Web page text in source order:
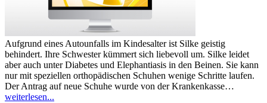
Aufgrund eines Autounfalls im Kindesalter ist Silke geistig
behindert. Ihre Schwester kümmert sich liebevoll um. Silke leidet
aber auch unter Diabetes und Elephantiasis in den Beinen. Sie kann
nur mit speziellen orthopädischen Schuhen wenige Schritte laufen.
Der Antrag auf neue Schuhe wurde von der Krankenkasse…
weiterlesen...